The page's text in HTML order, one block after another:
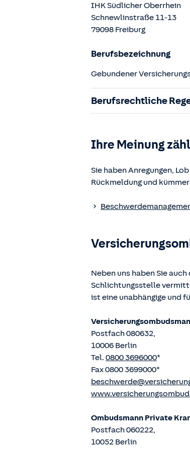
IHK Südlicher Oberrhein
Schnewlinstraße 11-13
79098 Freiburg
Berufsbezeichnung
Gebundener
Berufsrechtliche
§§ 59 – 68 Gesetz über
§ 48b
Verordnung über die
www.gesetze-im-
Ihre Meinung
Sie haben Anregungen,
Rückmeldung und
Neben uns haben Sie
Schlichtungsstelle
ist eine unabhängige und
Postfach 080632,
10006 Berlin
Tel. 0800 3696000*
Fax 0800 3699000*
Ombudsmann Private
Postfach 060222,
10052 Berlin